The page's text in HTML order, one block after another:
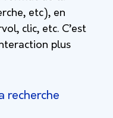
etc), en
clic, etc. C’est
plus
recherche